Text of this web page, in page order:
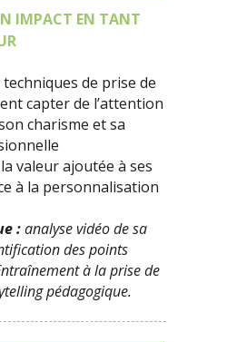
IMPACT EN TANT
de prise de
capter de l’attention
charisme et sa
valeur ajoutée à ses
à la personnalisation
:analyse vidéo de sa
des points
à la prise de
pédagogique.